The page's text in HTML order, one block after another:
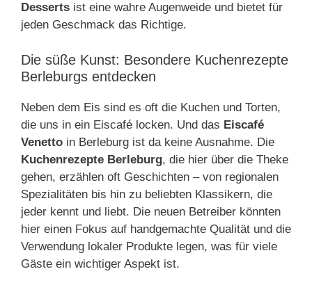
Desserts ist eine wahre Augenweide und bietet für
jeden Geschmack das Richtige.
Die süße Kunst: Besondere Kuchenrezepte
Berleburgs entdecken
Neben dem Eis sind es oft die Kuchen und Torten,
die uns in ein Eiscafé locken. Und das Eiscafé
Venetto in Berleburg ist da keine Ausnahme. Die
Kuchenrezepte Berleburg, die hier über die Theke
gehen, erzählen oft Geschichten – von regionalen
Spezialitäten bis hin zu beliebten Klassikern, die
jeder kennt und liebt. Die neuen Betreiber könnten
hier einen Fokus auf handgemachte Qualität und die
Verwendung lokaler Produkte legen, was für viele
Gäste ein wichtiger Aspekt ist.